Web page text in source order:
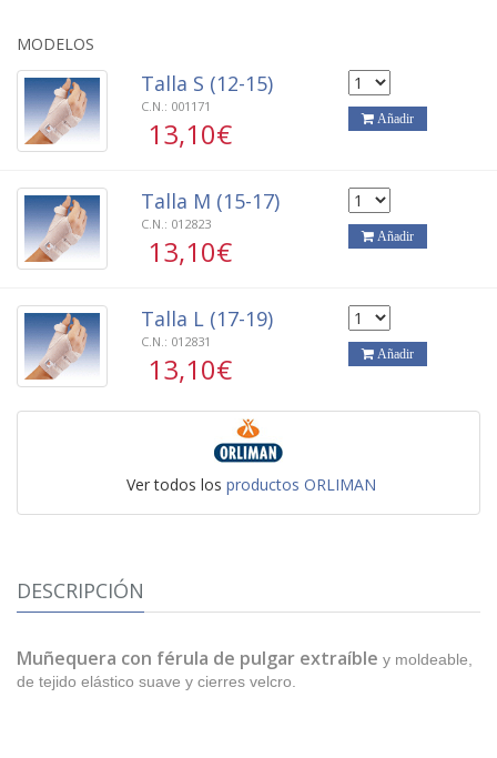
MODELOS
Talla S (12-15)
C.N.: 001171
13,10€ Añadir
Talla M (15-17)
C.N.: 012823
13,10€ Añadir
Talla L (17-19)
C.N.: 012831
13,10€ Añadir
Ver todos los productos ORLIMAN
DESCRIPCIÓN
Muñequera con férula de pulgar extraíble y moldeable,
de tejido elástico suave y cierres velcro.